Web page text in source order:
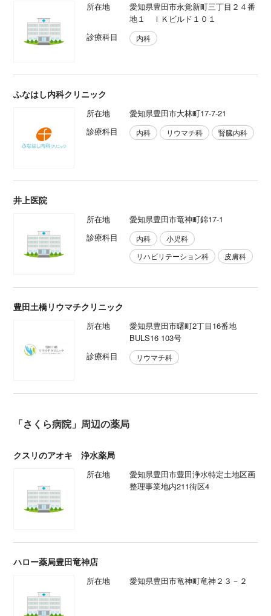
所在地
愛知県豊田市永覚新町三丁目２４番
地１ ＩＫビルド１０１
診療科目
内科
ふなはし内科クリニック
所在地
愛知県豊田市大林町17‐7-21
診療科目
内科 リウマチ科 腎臓内科
井上医院
所在地
愛知県豊田市竜神町錦17-1
診療科目
内科
小児科
リハビリテーション科
皮膚科
豊田土橋リウマチクリニック
所在地
愛知県豊田市曙町2丁目16番地
BULS16 103号
診療科目
リウマチ科
「さくら病院」周辺の薬局
クスリのアオキ 浄水薬局
所在地
愛知県豊田市豊田浄水特定土地区画
整理事業地内211街区4
ハロー薬局豊田竜神店
所在地 愛知県豊田市竜神町竜神２３－２